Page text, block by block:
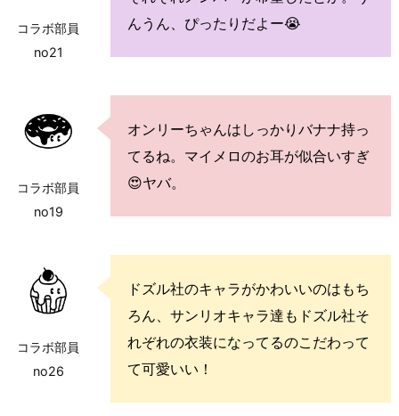
コラボ部員
no21
んうん、ぴったりだよー😭
コラボ部員
no19
オンリーちゃんはしっかりバナナ持っ
てるね。マイメロのお耳が似合いすぎ
😍ヤバ。
コラボ部員
no26
ドズル社のキャラがかわいいのはもち
ろん、サンリオキャラ達もドズル社そ
れぞれの衣装になってるのこだわって
て可愛いい！